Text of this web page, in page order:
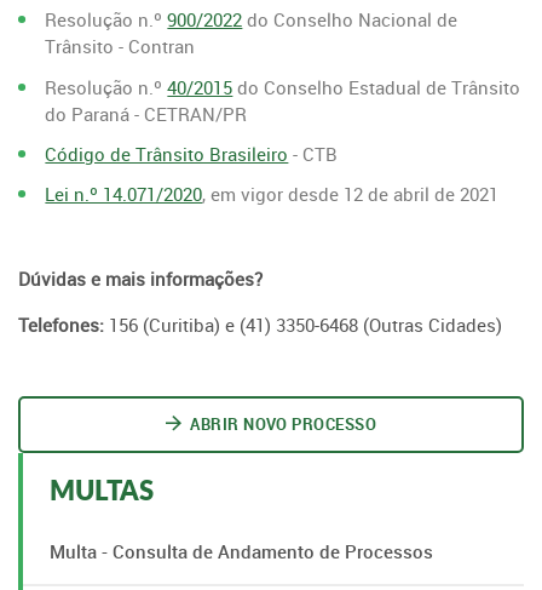
Resolução n.º900/2022 do Conselho Nacional de
Trânsito - Contran
Resolução n.º40/2015 do Conselho Estadual de Trânsito
do Paraná - CETRAN/PR
Código de Trânsito Brasileiro - CTB
Lei n.º 14.071/2020, em vigor desde 12 de abril de 2021
Dúvidas e mais informações?
Telefones: 156 (Curitiba) e (41) 3350-6468 (Outras Cidades)
ABRIR NOVO PROCESSO
MULTAS
Multa - Consulta de Andamento de Processos